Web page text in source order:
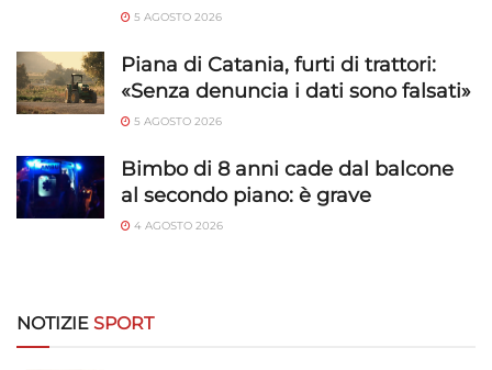
5 AGOSTO 2026
Piana di Catania, furti di trattori:
«Senza denuncia i dati sono falsati»
5 AGOSTO 2026
Bimbo di 8 anni cade dal balcone
al secondo piano: è grave
4 AGOSTO 2026
NOTIZIE SPORT